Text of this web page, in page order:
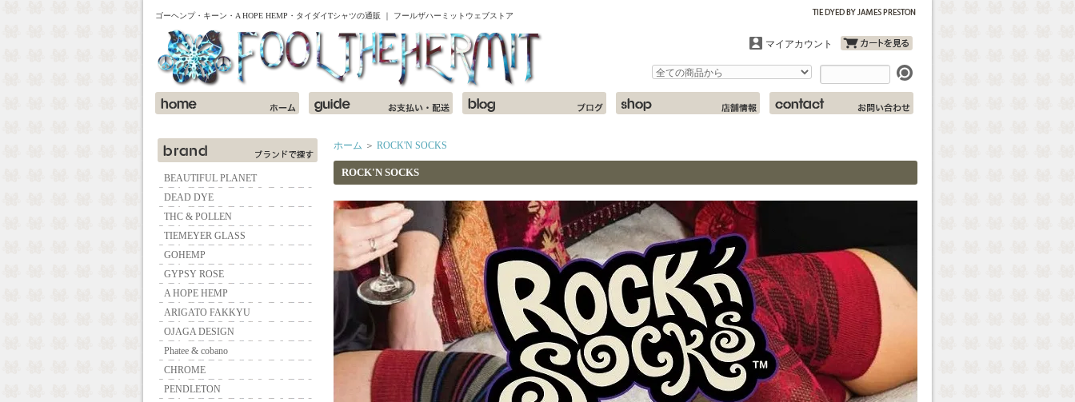
ゴーヘンプ・キーン・A HOPE HEMP・タイダイTシャツの通販 ｜ フールザハーミットウェブストア
マイアカウント
BEAUTIFUL PLANET
DEAD DYE
THC & POLLEN
TIEMEYER GLASS
GOHEMP
GYPSY ROSE
A HOPE HEMP
ARIGATO FAKKYU
OJAGA DESIGN
Phatee & cobano
CHROME
PENDLETON
ホーム ＞ ROCK'N SOCKS
ROCK'N SOCKS